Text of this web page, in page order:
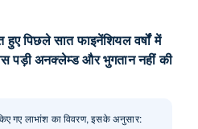
पिछले सात फाइनेंशियल वर्षों में
पड़ी अनक्‍लेम्‍ड और भुगतान नहीं की
गए लाभांश का विवरण, इसके अनुसार: